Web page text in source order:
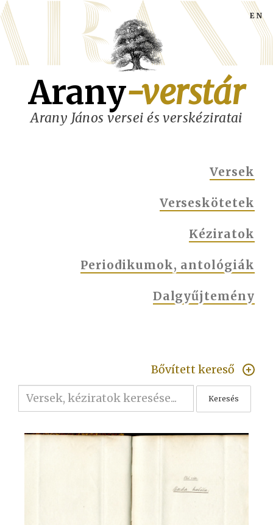
Ugrás
a
tartalomra
Arany-verstár
Arany János versei és verskéziratai
Versek
Verseskötetek
Kéziratok
Periodikumok, antológiák
Dalgyűjtemény
Bővített kereső
Keresés